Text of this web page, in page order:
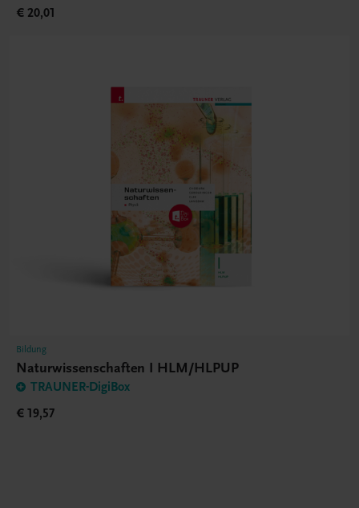
€ 20,01
Bildung
Naturwissenschaften I HLM/HLPUP
TRAUNER-DigiBox
€ 19,57